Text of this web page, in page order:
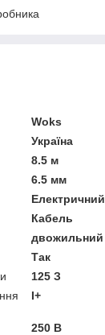
Woks
Україна
8.5 м
6.5 мм
Електричний
Кабель
двожильний
Так
125 З
I+
250 В